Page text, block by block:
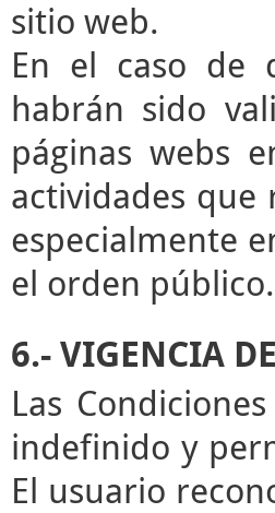
sitio web.
En el caso de
habrán sido
páginas webs
actividades que
especialmente
el orden público.
6.- VIGENCIA
Las
indefinido y
El usuario